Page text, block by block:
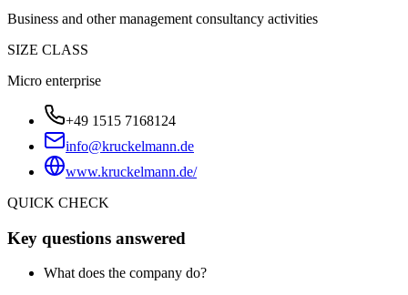
Business and other management consultancy activities
SIZE CLASS
Micro enterprise
+49 1515 7168124
info@kruckelmann.de
www.kruckelmann.de/
QUICK CHECK
Key questions answered
What does the company do?